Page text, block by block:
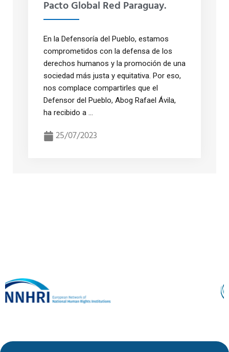
Pacto Global Red Paraguay.
En la Defensoría del Pueblo, estamos
comprometidos con la defensa de los
derechos humanos y la promoción de una
sociedad más justa y equitativa. Por eso,
nos complace compartirles que el
Defensor del Pueblo, Abog Rafael Ávila,
ha recibido a ...
25/07/2023